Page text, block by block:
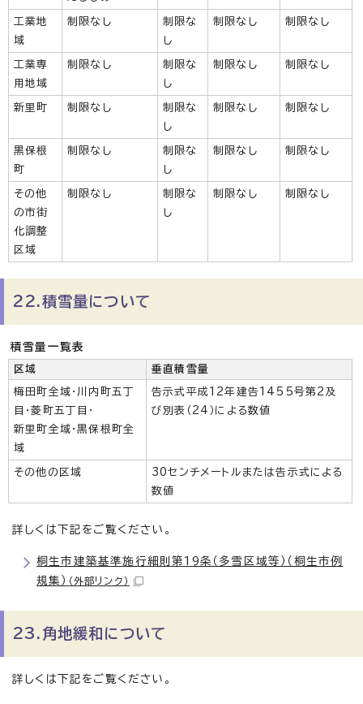
工業地
域
制限なし
制限な
し
制限なし 制限なし
工業専
用地域
制限なし
制限な
し
制限なし 制限なし
新里町 制限なし
制限な
し
制限なし 制限なし
黒保根
町
制限なし
制限な
し
制限なし 制限なし
その他
の市街
化調整
区域
制限なし
制限な
し
制限なし 制限なし
22.積雪量について
積雪量一覧表
区域 垂直積雪量
梅田町全域・川内町五丁
目・菱町五丁目・
新里町全域・黒保根町全
域
告示式平成12年建告1455号第2及
び別表（24）による数値
その他の区域
30センチメートルまたは告示式による
数値
詳しくは下記をご覧ください。
桐生市建築基準施行細則第19条（多雪区域等）（桐生市例
規集） （外部リンク）
23.角地緩和について
詳しくは下記をご覧ください。